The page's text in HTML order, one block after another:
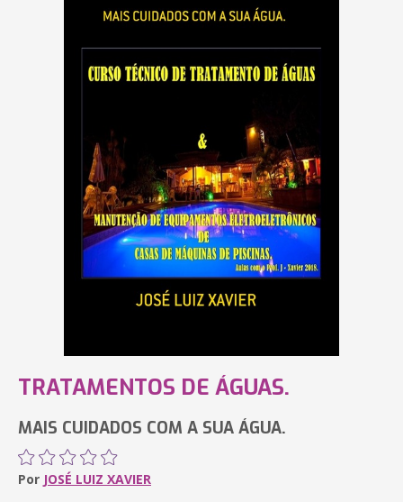
TRATAMENTOS DE ÁGUAS.
MAIS CUIDADOS COM A SUA ÁGUA.
Por JOSÉ LUIZ XAVIER